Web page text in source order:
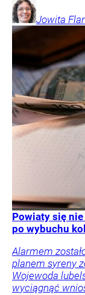
Jowita
Powiaty się
po wybuchu
Alarmem
planem syreny
Wojewoda
wyciągnąć